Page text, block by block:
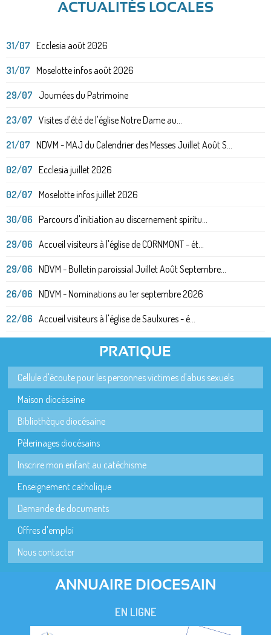
ACTUALITÉS LOCALES
31/07 Ecclesia août 2026
31/07 Moselotte infos août 2026
29/07 Journées du Patrimoine
23/07 Visites d'été de l'église Notre Dame au...
21/07 NDVM - MAJ du Calendrier des Messes Juillet Août S...
02/07 Ecclesia juillet 2026
02/07 Moselotte infos juillet 2026
30/06 Parcours d'initiation au discernement spiritu...
29/06 Accueil visiteurs à l'église de CORNMONT - ét...
29/06 NDVM - Bulletin paroissial Juillet Août Septembre...
26/06 NDVM - Nominations au 1er septembre 2026
22/06 Accueil visiteurs à l'église de Saulxures - é...
PRATIQUE
Cellule d'écoute pour les personnes victimes d'abus sexuels
Maison diocésaine
Bibliothèque diocésaine
Pèlerinages diocésains
Inscrire mon enfant au catéchisme
Enseignement catholique
Demande de documents
Offres d'emploi
Nous contacter
ANNUAIRE DIOCESAIN
EN LIGNE